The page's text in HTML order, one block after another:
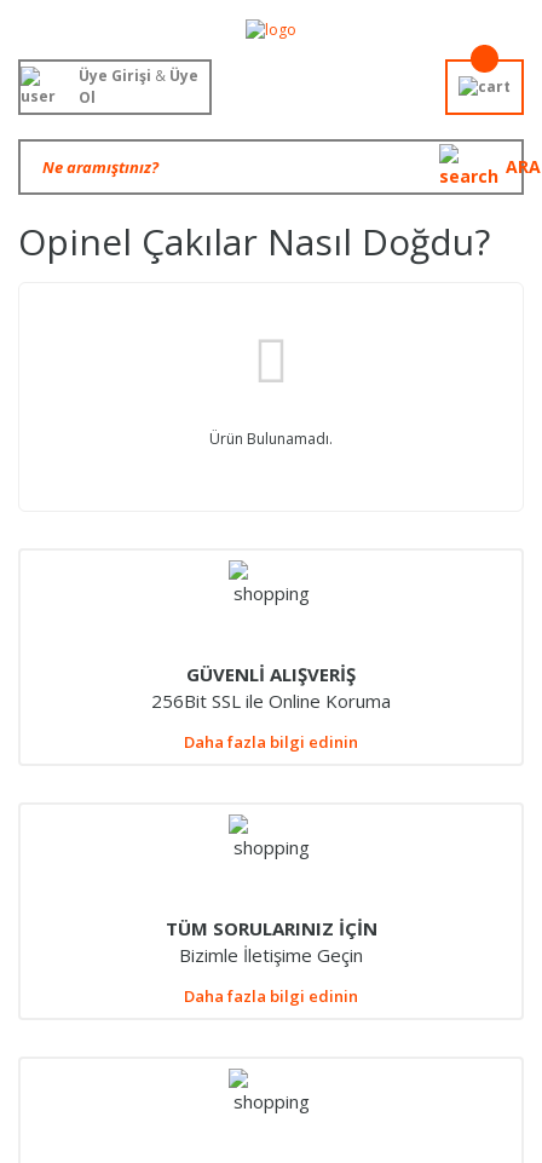
ARA
Üye Girişi &Üye
Ol
Opinel Çakılar Nasıl Doğdu?
Ürün Bulunamadı.
GÜVENLİ ALIŞVERİŞ
256Bit SSL ile Online Koruma
Daha fazla bilgi edinin
TÜM SORULARINIZ İÇİN
Bizimle İletişime Geçin
Daha fazla bilgi edinin